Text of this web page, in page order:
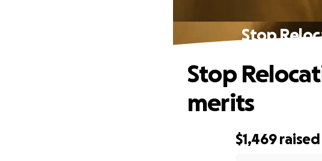
Stop
$1,469 raised
Stop
merits